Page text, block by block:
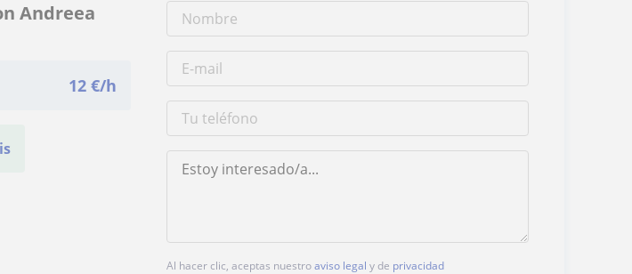
Andreea
12 €/h
Al hacer clic, aceptas nuestroaviso legal y de privacidad